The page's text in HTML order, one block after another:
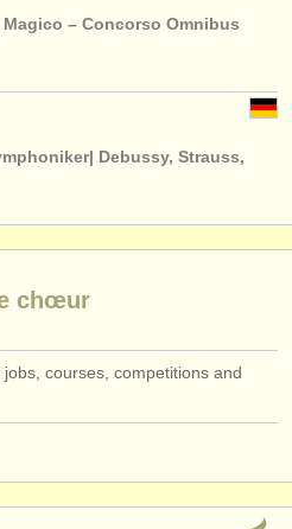
– Concorso Omnibus
Debussy, Strauss,
chœur
courses, competitions and